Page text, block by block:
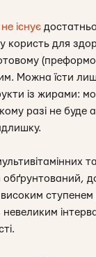
не існує
користь для
Можна їсти
із жирами:
разі не буде
обґрунтований,
високим ступенем
невеликим